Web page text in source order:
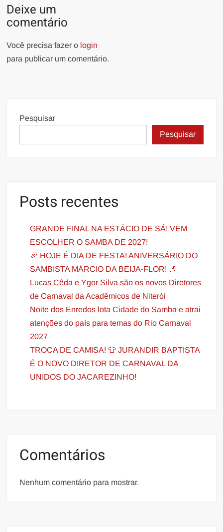
Deixe um
comentário
Você precisa fazer o login
para publicar um comentário.
Pesquisar
Pesquisar
Posts recentes
GRANDE FINAL NA ESTÁCIO DE SÁ! VEM
ESCOLHER O SAMBA DE 2027!
🎉 HOJE É DIA DE FESTA! ANIVERSÁRIO DO
SAMBISTA MÁRCIO DA BEIJA-FLOR! 🎶
Lucas Cêda e Ygor Silva são os novos Diretores
de Carnaval da Acadêmicos de Niterói
Noite dos Enredos lota Cidade do Samba e atrai
atenções do país para temas do Rio Carnaval
2027
TROCA DE CAMISA! 👕 JURANDIR BAPTISTA
É O NOVO DIRETOR DE CARNAVAL DA
UNIDOS DO JACAREZINHO!
Comentários
Nenhum comentário para mostrar.